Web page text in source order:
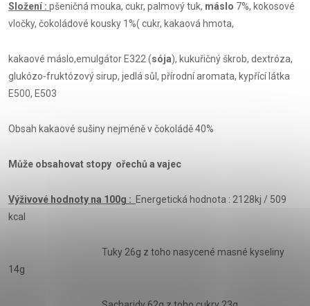
Složení : pšeničná mouka, cukr, palmový tuk, máslo 7%, kokosové
vločky, čokoládové kousky 1%( cukr, kakaová hmota,
kakaové máslo,emulgátor E322 (sója), kukuřičný škrob, dextróza,
glukózo-fruktózový sirup, jedlá sůl, přírodní aromata, kypřící látka
E500, E503
Obsah kakaové sušiny nejméně v čokoládě 40%
Může obsahovat stopy ořechů a vajec
Výživové hodnoty na 100g : Energetická hodnota : 2128kj / 509
kcal
Tuky 26g z toho nasycené masné kyseliny
14g